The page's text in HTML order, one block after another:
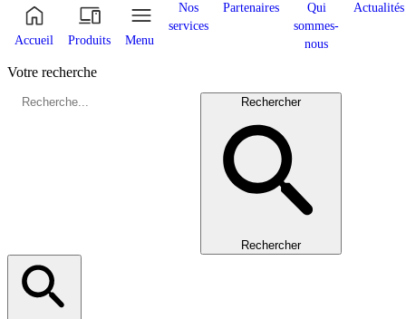
Accueil Produits Menu
Nos
services
Partenaires
Qui
sommes-
nous
Actualités
Votre recherche
Rechercher
Rechercher